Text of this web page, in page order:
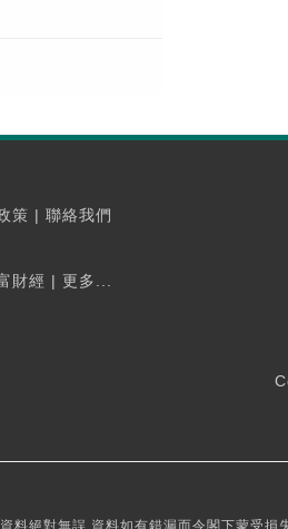
策 | 聯絡我們
財經 | 更多...